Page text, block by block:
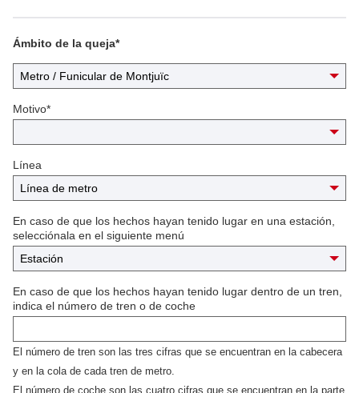
sugerencia
requiere
de
una
de
la
respuesta
Ámbito de la queja*
m
i
o
e
a
u
e
a
*
Motivo*
Línea
En caso de que los hechos hayan tenido lugar en una estación,
selecciónala en el siguiente menú
En caso de que los hechos hayan tenido lugar dentro de un tren,
indica el número de tren o de coche
El número de tren son las tres cifras que se encuentran en la cabecera
y en la cola de cada tren de metro.
El número de coche son las cuatro cifras que se encuentran en la parte